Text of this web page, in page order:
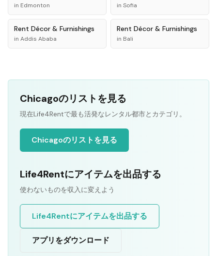
in Edmonton in Sofia
Rent Décor & Furnishings
in Addis Ababa
Rent Décor & Furnishings
in Bali
Chicagoのリストを見る
現在Life4Rentで最も活発なレンタル都市とカテゴリ。
Chicagoのリストを見る
Life4Rentにアイテムを出品する
使わないものを収入に変えよう
Life4Rentにアイテムを出品する
アプリをダウンロード